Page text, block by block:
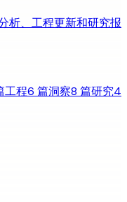
析、工程更新和研究报
工程6 篇洞察8 篇研究4